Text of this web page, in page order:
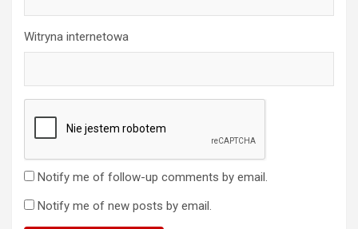
Witryna internetowa
Notify me of follow-up comments by email.
Notify me of new posts by email.